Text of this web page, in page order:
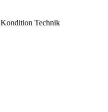
Kondition Technik